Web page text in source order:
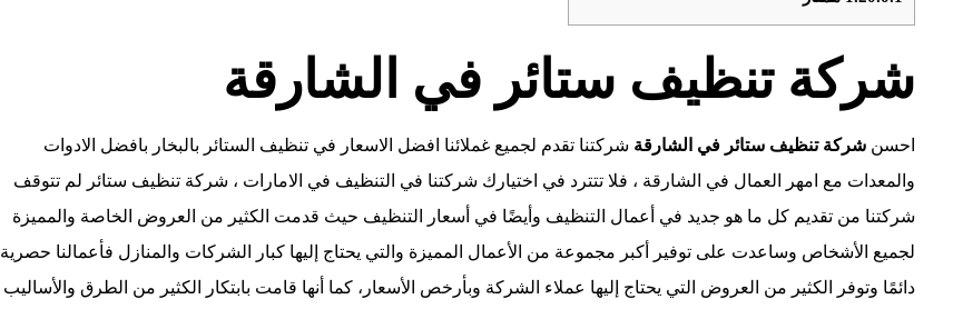
شركة تنظيف ستائر في الشارقة
احسن شركة تنظيف ستائر في الشارقة شركتنا تقدم لجميع غملائنا افضل الاسعار في تنظيف الستائر بالبخار بافضل الادوات
والمعدات مع امهر العمال في الشارقة ، فلا تتترد في اختيارك شركتنا في التنظيف في الامارات ، شركة تنظيف ستائر لم تتوقف
شركتنا من تقديم كل ما هو جديد في أعمال التنظيف وأيضًا في أسعار التنظيف حيث قدمت الكثير من العروض الخاصة والمميزة
لجميع الأشخاص وساعدت على توفير أكبر مجموعة من الأعمال المميزة والتي يحتاج إليها كبار الشركات والمنازل فأعمالنا حصرية
دائمًا وتوفر الكثير من العروض التي يحتاج إليها عملاء الشركة وبأرخص الأسعار، كما أنها قامت بابتكار الكثير من الطرق والأساليب